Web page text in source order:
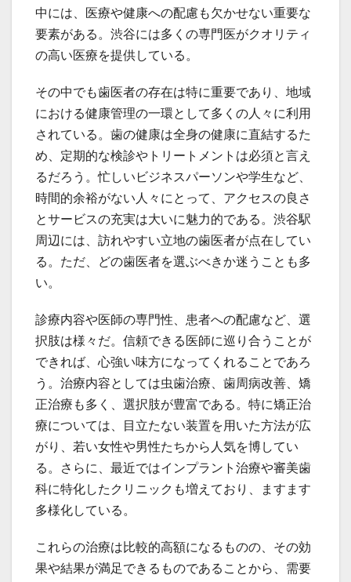
中には、医療や健康への配慮も欠かせない重要な
要素がある。渋谷には多くの専門医がクオリティ
の高い医療を提供している。
その中でも歯医者の存在は特に重要であり、地域
における健康管理の一環として多くの人々に利用
されている。歯の健康は全身の健康に直結するた
め、定期的な検診やトリートメントは必須と言え
るだろう。忙しいビジネスパーソンや学生など、
時間的余裕がない人々にとって、アクセスの良さ
とサービスの充実は大いに魅力的である。渋谷駅
周辺には、訪れやすい立地の歯医者が点在してい
る。ただ、どの歯医者を選ぶべきか迷うことも多
い。
診療内容や医師の専門性、患者への配慮など、選
択肢は様々だ。信頼できる医師に巡り合うことが
できれば、心強い味方になってくれることであろ
う。治療内容としては虫歯治療、歯周病改善、矯
正治療も多く、選択肢が豊富である。特に矯正治
療については、目立たない装置を用いた方法が広
がり、若い女性や男性たちから人気を博してい
る。さらに、最近ではインプラント治療や審美歯
科に特化したクリニックも増えており、ますます
多様化している。
これらの治療は比較的高額になるものの、その効
果や結果が満足できるものであることから、需要